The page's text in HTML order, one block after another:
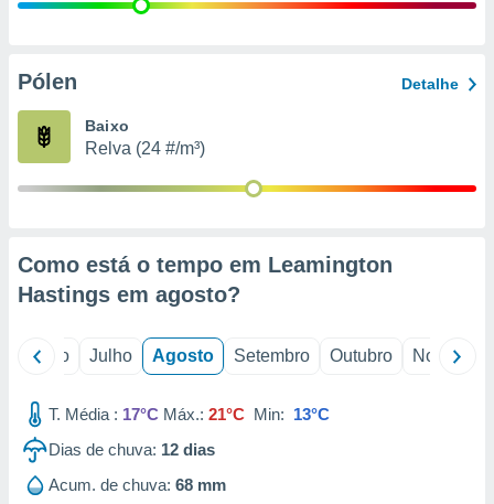
e
de
Pólen Detalhe
Baixo
Relva (24 #/m³)
Como está o tempo em Leamington
Hastings em agosto?
Junho Julho Agosto Setembro Outubro Novembro
T. Média : 17°C Máx.: 21°C Min: 13°C
Dias de chuva: 12 dias
Acum. de chuva: 68 mm